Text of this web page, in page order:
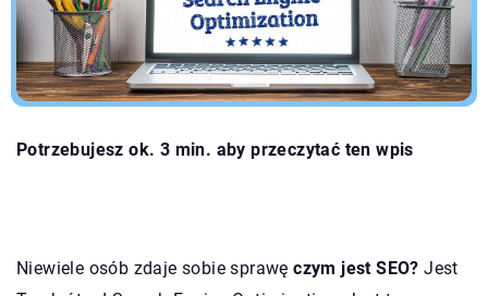
Potrzebujesz ok. 3 min. aby przeczytać ten wpis
Niewiele osób zdaje sobie sprawęczym jest SEO? Jest